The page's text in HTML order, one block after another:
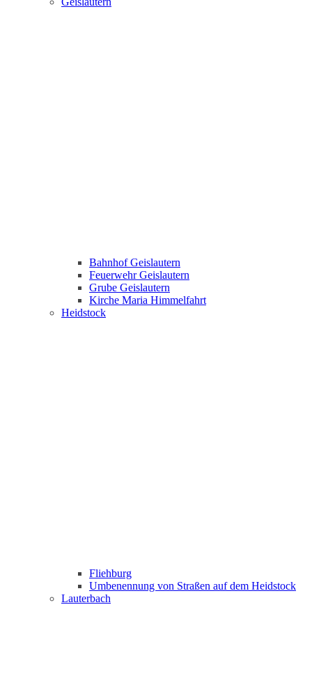
Bahnhof Geislautern
Feuerwehr Geislautern
Grube Geislautern
Kirche Maria Himmelfahrt
Heidstock
Fliehburg
Umbenennung von Straßen auf dem Heidstock
Lauterbach